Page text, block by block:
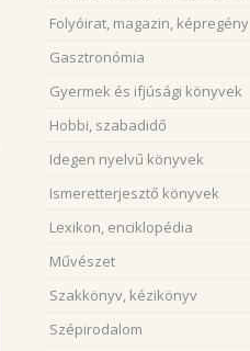
Folyóirat, magazin, képregény
Gasztronómia
Gyermek és ifjúsági könyvek
Hobbi, szabadidő
Idegen nyelvű könyvek
Ismeretterjesztő könyvek
Lexikon, enciklopédia
Művészet
Szakkönyv, kézikönyv
Szépirodalom